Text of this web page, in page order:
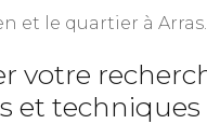
et le quartier à Arras.
votre
et techniques